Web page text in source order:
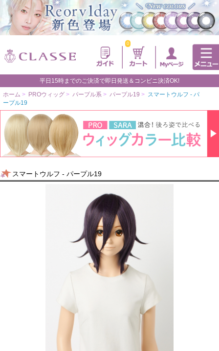
0
平日15時までのご決済で即日発送＆コンビニ決済OK!
ホーム > PROウィッグ > パープル系 > パープル19 > スマートウルフ - パ
ープル19
スマートウルフ - パープル19